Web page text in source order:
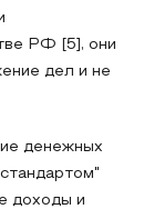
РФ [5], они
дел и не
денежных
доходы и